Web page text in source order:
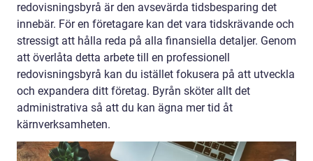
redovisningsbyrå är den avsevärda tidsbesparing det
innebär. För en företagare kan det vara tidskrävande och
stressigt att hålla reda på alla finansiella detaljer. Genom
att överlåta detta arbete till en professionell
redovisningsbyrå kan du istället fokusera på att utveckla
och expandera ditt företag. Byrån sköter allt det
administrativa så att du kan ägna mer tid åt
kärnverksamheten.